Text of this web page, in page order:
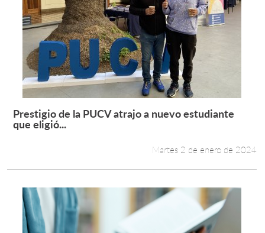
Leer más +
Prestigio de la PUCV atrajo a nuevo estudiante
que eligió...
Martes 2 de enero de 2024